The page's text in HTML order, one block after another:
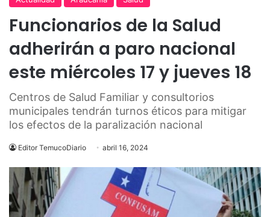
Funcionarios de la Salud
adherirán a paro nacional
este miércoles 17 y jueves 18
Centros de Salud Familiar y consultorios
municipales tendrán turnos éticos para mitigar
los efectos de la paralización nacional
Editor TemucoDiario abril 16, 2024